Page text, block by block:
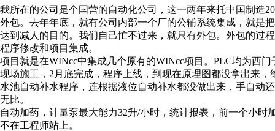
我所在的公司是个国营的自动化公司，这一两年来托中国制造
外包。去年年底，就有公司内部一个厂的公辅系统集成，就是
达到减人的目的。我们自己忙不过来，就只有外包。外包的过
程序修改和项目集成。
项目就是在WINcc中集成几个原有的WINcc项目。PLC均为西门
现场施工，2月底完成，程序上线，到现在原理图都没拿出来，
水池自动补水程序，连根据液位自动补水都没做出来，手自动
无比。
自动加药，计量泵最大能力32升/小时，统计报表，前一个小
不在工程师站上。